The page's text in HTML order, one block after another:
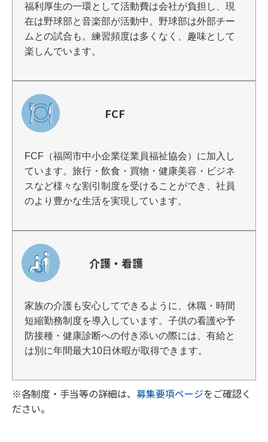
福利厚生の一環として活動費は会社が負担し、現
在は野球部と音楽部が活動中。野球部は外部チー
ムとの試合も。練習頻度は多くなく、趣味として
楽しんでいます。
FCF
FCF（福岡市中小企業従業員福祉協会）に加入し
ています。旅行・飲食・買物・健康美容・ビジネ
スなど様々な割引制度を受けることができ、社員
のより豊かな生活を実現しています。
介護・看護
家族の介護も安心してできるように、休職・時間
短縮勤務制度を導入しています。子供の看護や予
防接種・健康診断への付き添いの際には、有給と
は別に年間最大10日休暇が取得できます。
※各制度・手当等の詳細は、 募集要項ページをご確認く
ださい。